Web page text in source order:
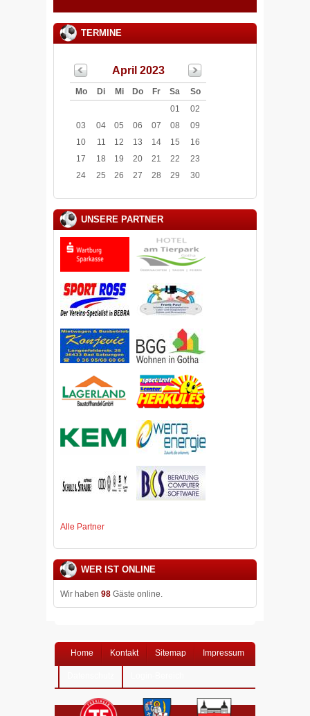
TERMINE
April 2023
Mo Di Mi Do Fr Sa
So
01
02
03
04 05 06 07 08
09
10
11 12 13 14 15
16
17
18 19 20 21 22
23
24
25 26 27 28 29 30
UNSERE PARTNER
Alle Partner
WER IST ONLINE
Wir haben 98 Gäste online.
Home Kontakt Sitemap Impressum